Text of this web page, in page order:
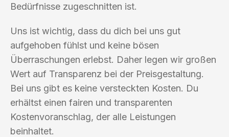
Bedürfnisse zugeschnitten ist.
Uns ist wichtig, dass du dich bei uns gut
aufgehoben fühlst und keine bösen
Überraschungen erlebst. Daher legen wir großen
Wert auf Transparenz bei der Preisgestaltung.
Bei uns gibt es keine versteckten Kosten. Du
erhältst einen fairen und transparenten
Kostenvoranschlag, der alle Leistungen
beinhaltet.